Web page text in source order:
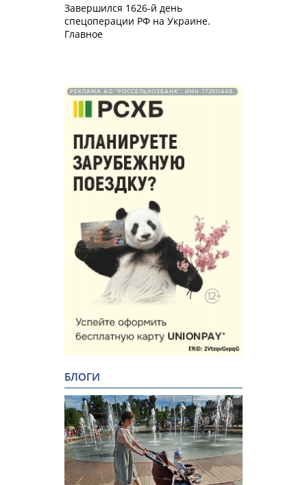
Завершился 1626-й день
спецоперации РФ на Украине.
Главное
РЕКЛАМА АО "РОССЕЛЬХОЗБАНК". ИНН 772511448.
БЛОГИ